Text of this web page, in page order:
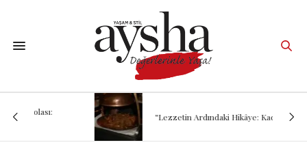
“Lezzetin Ardındaki Hikâye: Kadırgalı”